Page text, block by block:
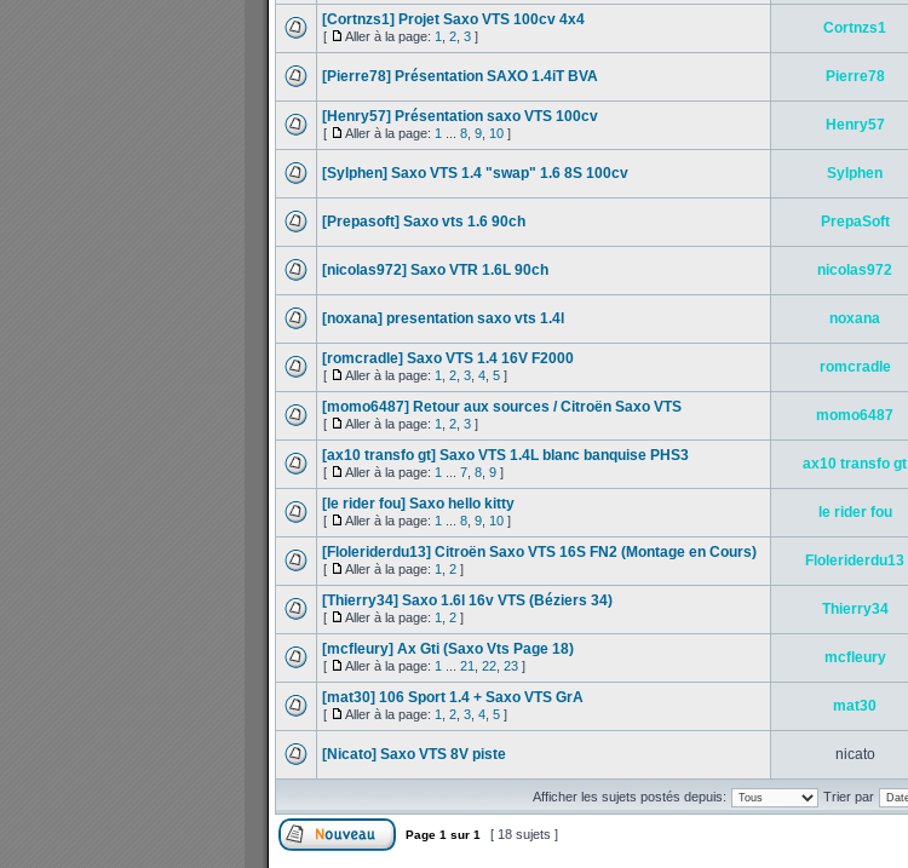
[Cortnzs1] Projet Saxo VTS 100cv 4x4
[ Aller à la page: 1 2 3 ] Cortnzs1
[Pierre78] Présentation SAXO 1.4iT BVA Pierre78
[Henry57] Présentation saxo VTS 100cv
[ Aller à la page: 1 8 9 10 ] Henry57
[Sylphen] Saxo VTS 1.4 "swap" 1.6 8S 100cv Sylphen
[Prepasoft] Saxo vts 1.6 90ch PrepaSoft
[nicolas972] Saxo VTR 1.6L 90ch nicolas972
[noxana] presentation saxo vts 1.4l noxana
[romcradle] Saxo VTS 1.4 16V F2000
[ Aller à la page: 1 2 3 4 5 ] romcradle
[momo6487] Retour aux sources / Citroën Saxo VTS
[ Aller à la page: 1 2 3 ] momo6487
[ax10 transfo gt] Saxo VTS 1.4L blanc banquise PHS3
[ Aller à la page: 1 7 8 9 ] ax10 transfo gt
[le rider fou] Saxo hello kitty
[ Aller à la page: 1 8 9 10 ] le rider fou
[Floleriderdu13] Citroën Saxo VTS 16S FN2 (Montage en Cours)
[ Aller à la page: 1 2 ] Floleriderdu13
[Thierry34] Saxo 1.6l 16v VTS (Béziers 34)
[ Aller à la page: 1 2 ] Thierry34
[mcfleury] Ax Gti (Saxo Vts Page 18)
[ Aller à la page: 1 21 22 23 ] mcfleury
[mat30] 106 Sport 1.4 + Saxo VTS GrA
[ Aller à la page: 1 2 3 4 5 ] mat30
[Nicato] Saxo VTS 8V piste nicato
Afficher les sujets postés depuis: Trier par
Page 1 sur 1 [ 18 sujets ]